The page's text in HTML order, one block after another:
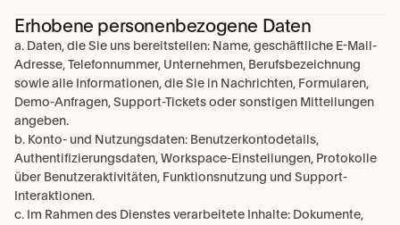
Erhobene personenbezogene Daten
a. Daten, die Sie uns bereitstellen: Name, geschäftliche E-Mail-
Adresse, Telefonnummer, Unternehmen, Berufsbezeichnung
sowie alle Informationen, die Sie in Nachrichten, Formularen,
Demo-Anfragen, Support-Tickets oder sonstigen Mitteilungen
angeben.
b. Konto- und Nutzungsdaten: Benutzerkontodetails,
Authentifizierungsdaten, Workspace-Einstellungen, Protokolle
über Benutzeraktivitäten, Funktionsnutzung und Support-
Interaktionen.
c. Im Rahmen des Dienstes verarbeitete Inhalte: Dokumente,